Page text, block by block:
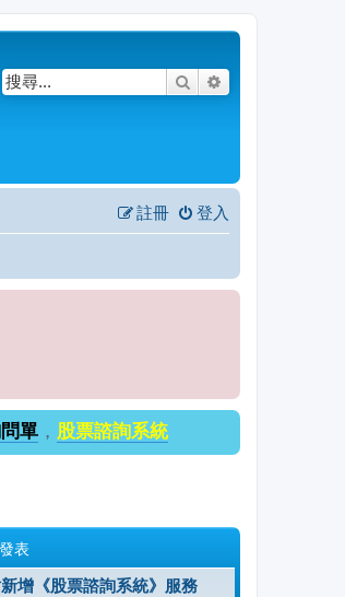
搜尋
登入
註冊
單 ， 股票諮詢系統
表
增《股票諮詢系統》服務